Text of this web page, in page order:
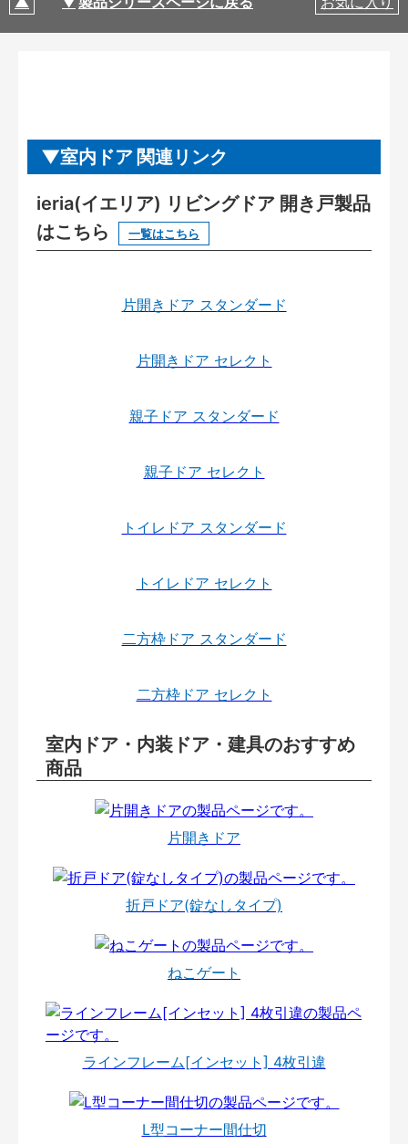
室内ドア 関連リンク
ieria(イエリア) リビングドア 開き戸製品
はこちら
一覧はこちら
片開きドア スタンダード
片開きドア セレクト
親子ドア スタンダード
親子ドア セレクト
トイレドア スタンダード
トイレドア セレクト
二方枠ドア スタンダード
二方枠ドア セレクト
室内ドア・内装ドア・建具のおすすめ
商品
片開きドア
折戸ドア(錠なしタイプ)
ねこゲート
ラインフレーム[インセット] 4枚引違
L型コーナー間仕切